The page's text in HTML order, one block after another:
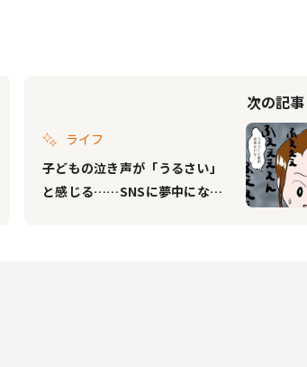
次の記事
ライフ
子どもの泣き声が「うるさい」
と感じる……SNSに夢中になり